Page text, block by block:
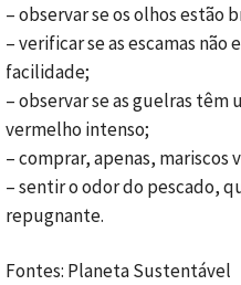
– observar se os olhos estão
– verificar se as escamas não
facilidade;
– observar se as guelras têm
vermelho intenso;
– comprar, apenas, mariscos
– sentir o odor do pescado,
repugnante.
Fontes: Planeta Sustentável